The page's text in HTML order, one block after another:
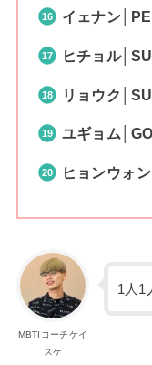
イェナン
ヒチョル
リョウク
ユギョム
ヒョンウォ
MBTIコーチケイ
スケ
1人1